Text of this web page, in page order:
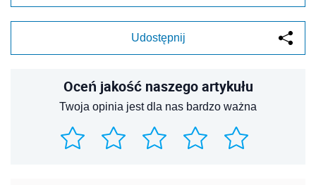
Udostępnij
Oceń jakość naszego artykułu
Twoja opinia jest dla nas bardzo ważna